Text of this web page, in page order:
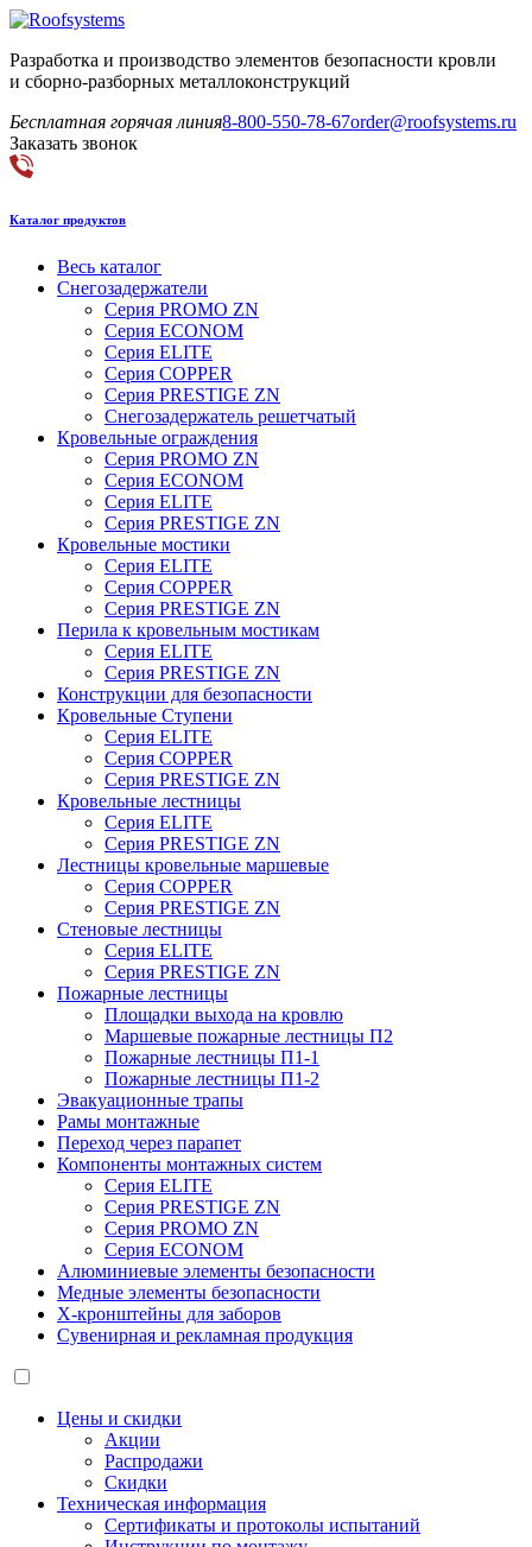
Разработка и производство элементов безопасности кровли
и сборно-разборных металлоконструкций
Бесплатная горячая линия8-800-550-78-67order@roofsystems.ru
Заказать звонок
Каталог продуктов
Весь каталог
Снегозадержатели
Серия PROMO ZN
Серия ECONOM
Серия ELITE
Серия COPPER
Серия PRESTIGE ZN
Снегозадержатель решетчатый
Кровельные ограждения
Серия PROMO ZN
Серия ECONOM
Серия ELITE
Серия PRESTIGE ZN
Кровельные мостики
Серия ELITE
Серия COPPER
Серия PRESTIGE ZN
Перила к кровельным мостикам
Серия ELITE
Серия PRESTIGE ZN
Конструкции для безопасности
Кровельные Ступени
Серия ELITE
Серия COPPER
Серия PRESTIGE ZN
Кровельные лестницы
Серия ELITE
Серия PRESTIGE ZN
Лестницы кровельные маршевые
Серия COPPER
Серия PRESTIGE ZN
Стеновые лестницы
Серия ELITE
Серия PRESTIGE ZN
Пожарные лестницы
Площадки выхода на кровлю
Маршевые пожарные лестницы П2
Пожарные лестницы П1-1
Пожарные лестницы П1-2
Эвакуационные трапы
Рамы монтажные
Переход через парапет
Компоненты монтажных систем
Серия ELITE
Серия PRESTIGE ZN
Серия PROMO ZN
Серия ECONOM
Алюминиевые элементы безопасности
Медные элементы безопасности
X-кронштейны для заборов
Сувенирная и рекламная продукция
Цены и скидки
Акции
Распродажи
Скидки
Техническая информация
Сертификаты и протоколы испытаний